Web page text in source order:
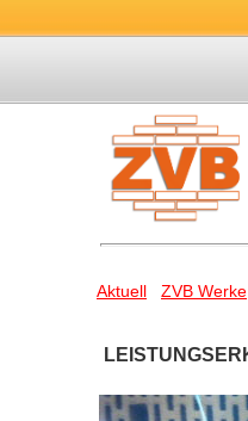
Aktuell ZVB Werke